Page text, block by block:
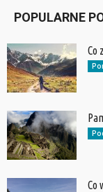
POPULARNE
Co
Co